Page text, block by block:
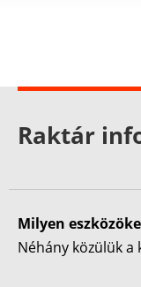
Raktár
Milyen
Néhány közülük a